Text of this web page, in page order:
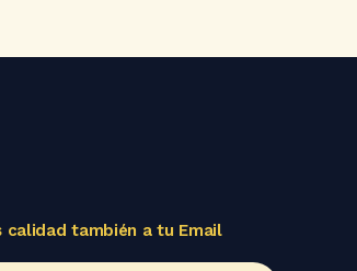
calidad también a tu Email